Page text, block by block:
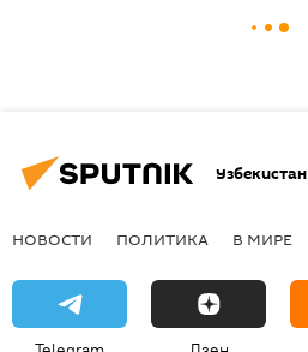
Узбекистан
НОВОСТИ ПОЛИТИКА В МИРЕ